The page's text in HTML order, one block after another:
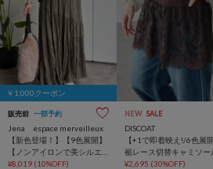
￥1,000クーポン
販売前 一部予約
Jena espace merveilleux
【新色登場！】【9色展開】
【ノンアイロンで美シルエ
ット】WEB限定/クリンクル
¥8,019 (10%OFF)
NEW SALE
DISCOAT
【+1で即着映え!/6色展開
裾レース切替キャミソー
¥2,695 (30%OFF)